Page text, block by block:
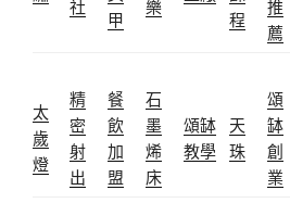
社
甲
樂
程
推
薦
太
歲
燈
精
密
射
出
餐
飲
加
盟
石
墨
烯
床
頌缽
教學
天
珠
頌
缽
創
業